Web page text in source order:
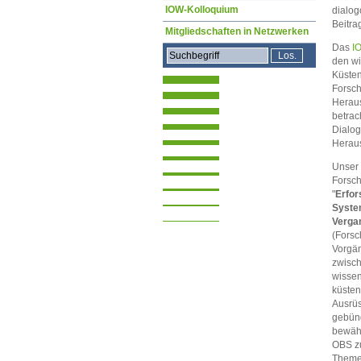
Das
den
Unser
"
OBS
IOW-Kolloquium
Mitgliedschaften in Netzwerken